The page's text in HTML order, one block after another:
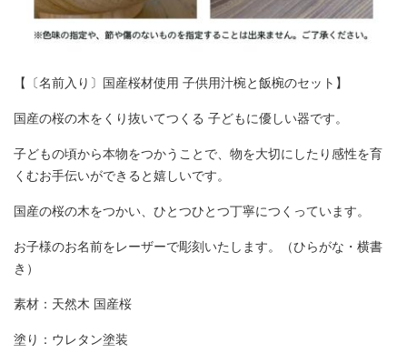
【〔名前入り〕国産桜材使用 子供用汁椀と飯椀のセット】
国産の桜の木をくり抜いてつくる 子どもに優しい器です。
子どもの頃から本物をつかうことで、物を大切にしたり感性を育
くむお手伝いができると嬉しいです。
国産の桜の木をつかい、ひとつひとつ丁寧につくっています。
お子様のお名前をレーザーで彫刻いたします。（ひらがな・横書
き）
素材：天然木 国産桜
塗り：ウレタン塗装